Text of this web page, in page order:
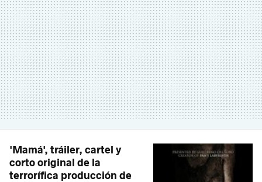
'Mamá', tráiler, cartel y
corto original de la
terrorífica producción de